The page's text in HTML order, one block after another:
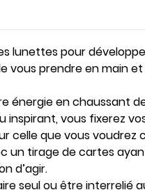
lunettes pour
vous prendre en main
énergie en chaussant
inspirant, vous fixerez
celle que vous voudrez
un tirage de cartes
d’agir.
seul ou être interrelié